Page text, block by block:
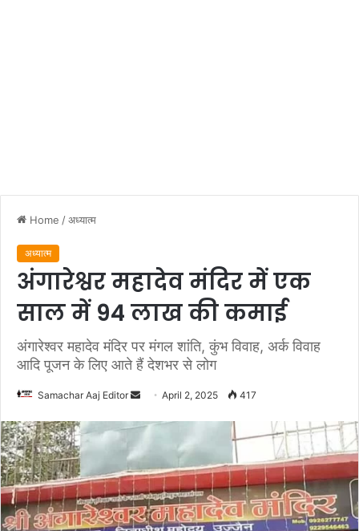
Home /अध्यात्म
अध्यात्म
अंगारेश्वर महादेव मंदिर में एक
साल में 94 लाख की कमाई
अंगारेश्वर महादेव मंदिर पर मंगल शांति, कुंभ विवाह, अर्क विवाह
आदि पूजन के लिए आते हैं देशभर से लोग
Samachar Aaj Editor
Send
email
April 2, 2025 417